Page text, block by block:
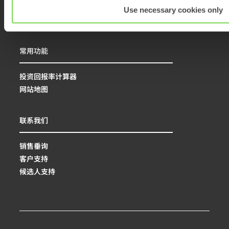
Use necessary cookies only
产品
常用功能
投资回报率计算器
网站地图
联系我们
销售垂询
客户支持
候选人支持